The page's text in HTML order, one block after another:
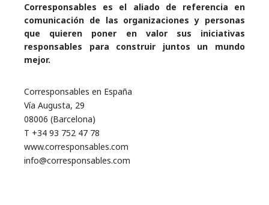
Corresponsables es el aliado de referencia en
comunicación de las organizaciones y personas
que quieren poner en valor sus iniciativas
responsables para construir juntos un mundo
mejor.
Corresponsables en España
Vía Augusta, 29
08006 (Barcelona)
T +34 93 752 47 78
www.corresponsables.com
info@corresponsables.com